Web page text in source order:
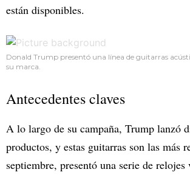
están disponibles.
Donald Trump presentó una línea de guitarras
su marca.
Antecedentes claves
A lo largo de su campaña, Trump lanzó
productos, y estas guitarras son las más
septiembre, presentó una serie de relojes